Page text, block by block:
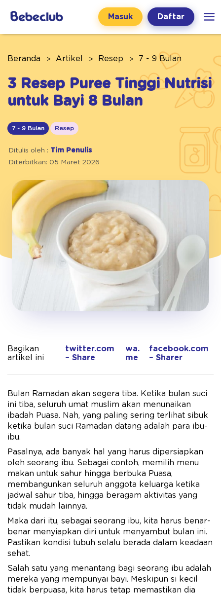
Masuk Daftar
Beranda Artikel Resep 7 - 9 Bulan
3 Resep Puree Tinggi Nutrisi
untuk Bayi 8 Bulan
7 - 9 Bulan Resep
Ditulis oleh : Tim Penulis
Diterbitkan: 05 Maret 2026
Bagikan
artikel ini
twitter.com
– Share
wa.
me
facebook.com
– Sharer
Bulan Ramadan akan segera tiba. Ketika bulan suci
ini tiba, seluruh umat muslim akan menunaikan
ibadah Puasa. Nah, yang paling sering terlihat sibuk
ketika bulan suci Ramadan datang adalah para ibu-
ibu.
Pasalnya, ada banyak hal yang harus dipersiapkan
oleh seorang ibu. Sebagai contoh, memilih menu
makan untuk sahur hingga berbuka Puasa,
membangunkan seluruh anggota keluarga ketika
jadwal sahur tiba, hingga beragam aktivitas yang
tidak mudah lainnya.
Maka dari itu, sebagai seorang ibu, kita harus benar-
benar menyiapkan diri untuk menyambut bulan ini.
Pastikan kondisi tubuh selalu berada dalam keadaan
sehat.
Salah satu yang menantang bagi seorang ibu adalah
mereka yang mempunyai bayi. Meskipun si kecil
tidak berpuasa, kita harus tetap memastikan dia